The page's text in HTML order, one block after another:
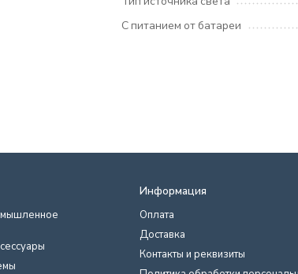
С питанием от батареи
Информация
Оплата
Доставка
Контакты и реквизиты